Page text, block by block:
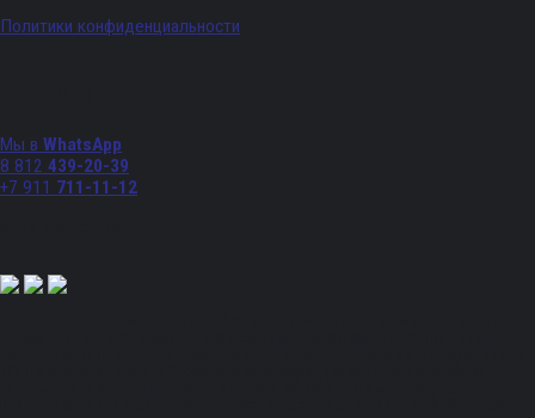
Политики конфиденциальности
Мы в WhatsApp
8 812 439-20-39
+7 911 711-11-12